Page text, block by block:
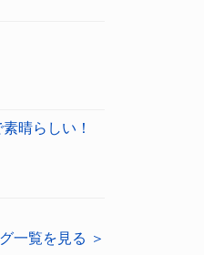
晴らしい！
一覧を見る ＞